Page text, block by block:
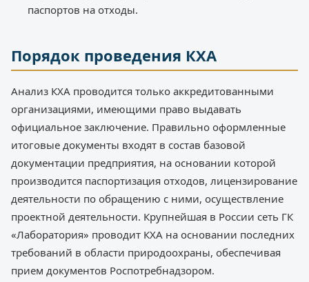
паспортов на отходы.
Порядок проведения КХА
Анализ КХА проводится только аккредитованными
организациями, имеющими право выдавать
официальное заключение. Правильно оформленные
итоговые документы входят в состав базовой
документации предприятия, на основании которой
производится паспортизация отходов, лицензирование
деятельности по обращению с ними, осуществление
проектной деятельности. Крупнейшая в России сеть ГК
«Лаборатория» проводит КХА на основании последних
требований в области природоохраны, обеспечивая
прием документов Роспотребнадзором.